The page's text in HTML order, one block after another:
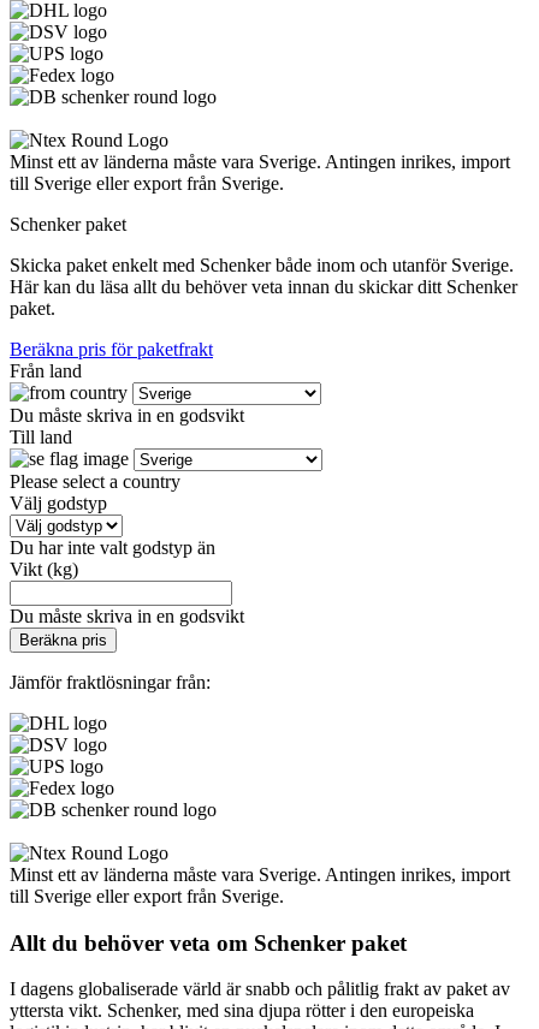
Minst ett av länderna måste vara Sverige. Antingen inrikes, import
till Sverige eller export från Sverige.
Schenker paket
Skicka paket enkelt med Schenker både inom och utanför Sverige.
Här kan du läsa allt du behöver veta innan du skickar ditt Schenker
paket.
Beräkna pris för paketfrakt
Från land
Du måste skriva in en godsvikt
Till land
Please select a country
Välj godstyp
Du har inte valt godstyp än
Vikt (kg)
Du måste skriva in en godsvikt
Beräkna pris
Jämför fraktlösningar från:
Minst ett av länderna måste vara Sverige. Antingen inrikes, import
till Sverige eller export från Sverige.
Allt du behöver veta om Schenker paket
I dagens globaliserade värld är snabb och pålitlig frakt av paket av
yttersta vikt. Schenker, med sina djupa rötter i den europeiska